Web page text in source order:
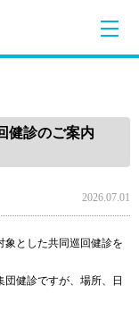
健診のご案内
2026.07.01
とした共同巡回健診を
健診ですが、場所、日